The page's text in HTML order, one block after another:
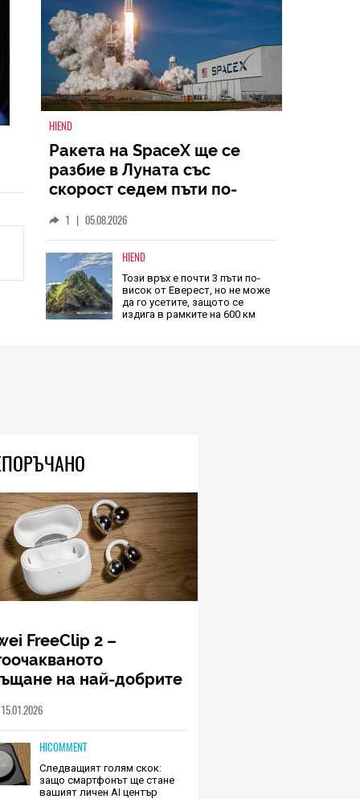
HIEND
Ракета на SpaceX ще се
разбие в Луната със
скорост седем пъти по-
звука
1 | 05.08.2026
HIEND
Този връх е почти 3 пъти по-
висок от Еверест, но не може
да го усетите, защото се
издига в рамките на 600 км
Моделите iPhone 18 Pro може
да струват до 300 долара
повече
04.08.2026
FreeClip 2 –
на най-добрите
15.01.2026
HICOMMENT
Следващият голям скок:
защо смартфонът ще стане
вашият личен AI център